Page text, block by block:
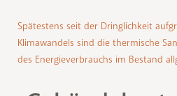
Spätestens seit der Dringlichkeit
Klimawandels sind die thermische
des Energieverbrauchs im Bestand